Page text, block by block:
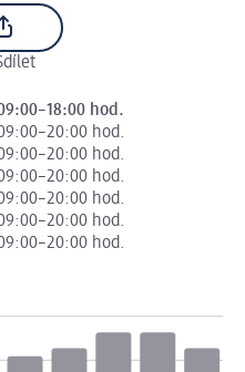
hod.
hod.
hod.
hod.
hod.
hod.
hod.